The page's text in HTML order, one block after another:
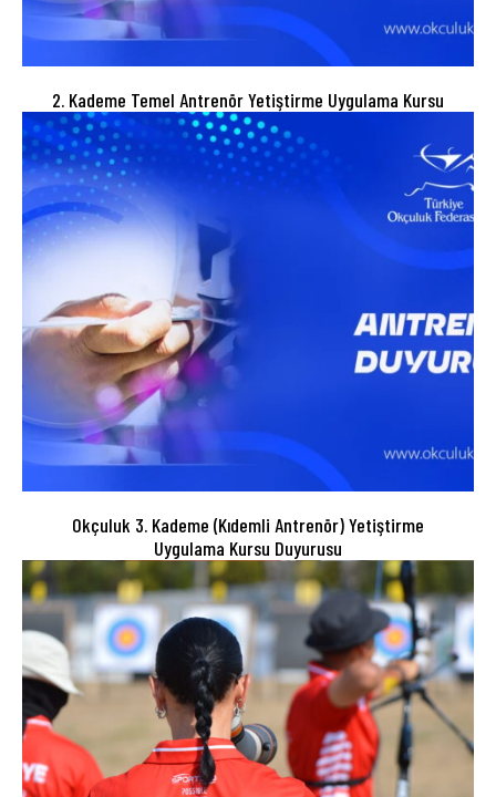
2. Kademe Temel Antrenör Yetiştirme Uygulama Kursu
Okçuluk 3. Kademe (Kıdemli Antrenör) Yetiştirme
Uygulama Kursu Duyurusu